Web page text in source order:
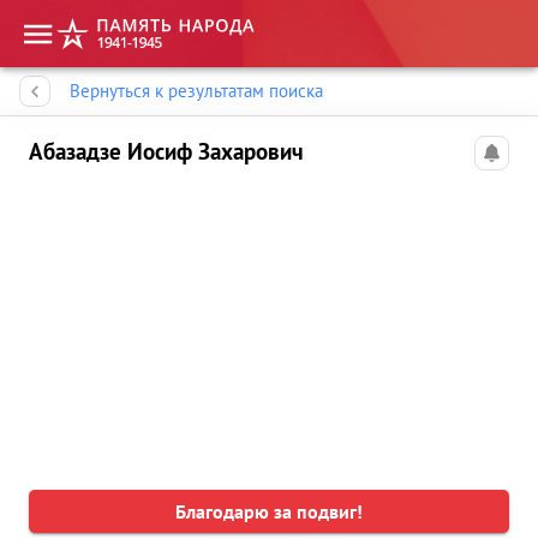
Вернуться к результатам поиска
Абазадзе Иосиф Захарович
Благодарю за подвиг!
Память народа